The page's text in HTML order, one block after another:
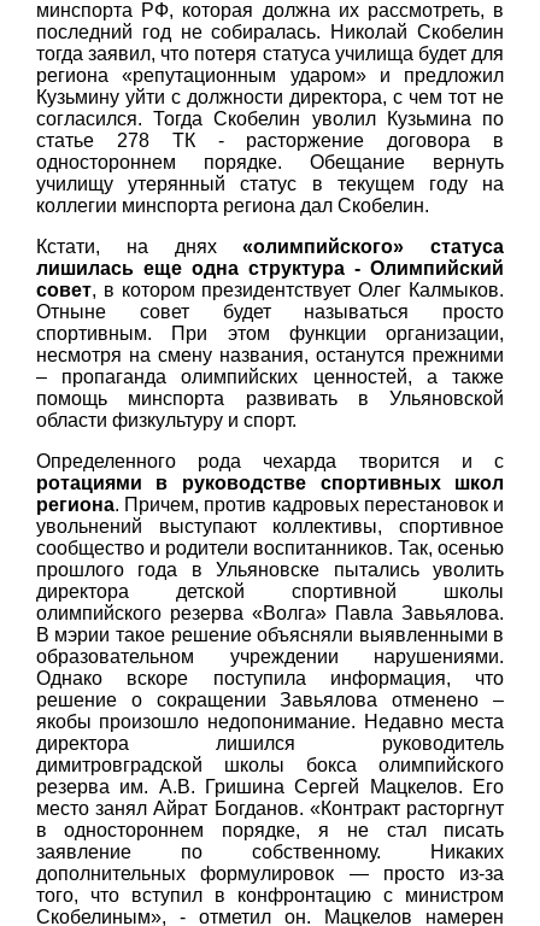
минспорта РФ, которая должна их рассмотреть, в
последний год не собиралась. Николай Скобелин
тогда заявил, что потеря статуса училища будет для
региона «репутационным ударом» и предложил
Кузьмину уйти с должности директора, с чем тот не
согласился. Тогда Скобелин уволил Кузьмина по
статье 278 ТК - расторжение договора в
одностороннем порядке. Обещание вернуть
училищу утерянный статус в текущем году на
коллегии минспорта региона дал Скобелин.
Кстати, на днях«олимпийского» статуса
лишилась еще одна структура - Олимпийский
совет, в котором президентствует Олег Калмыков.
Отныне совет будет называться просто
спортивным. При этом функции организации,
несмотря на смену названия, останутся прежними
– пропаганда олимпийских ценностей, а также
помощь минспорта развивать в Ульяновской
области физкультуру и спорт.
Определенного рода чехарда творится и с
ротациями в руководстве спортивных школ
региона. Причем, против кадровых перестановок и
увольнений выступают коллективы, спортивное
сообщество и родители воспитанников. Так, осенью
прошлого года в Ульяновске пытались уволить
директора детской спортивной школы
олимпийского резерва «Волга» Павла Завьялова.
В мэрии такое решение объясняли выявленными в
образовательном учреждении нарушениями.
Однако вскоре поступила информация, что
решение о сокращении Завьялова отменено –
якобы произошло недопонимание. Недавно места
директора лишился руководитель
димитровградской школы бокса олимпийского
резерва им. А.В. Гришина Сергей Мацкелов. Его
место занял Айрат Богданов. «Контракт расторгнут
в одностороннем порядке, я не стал писать
заявление по собственному. Никаких
дополнительных формулировок — просто из-за
того, что вступил в конфронтацию с министром
Скобелиным», - отметил он. Мацкелов намерен